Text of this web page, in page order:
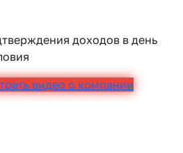
доходов в день
видео о компании